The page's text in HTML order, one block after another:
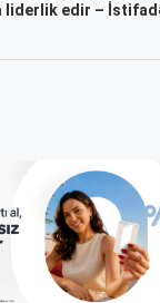
liderlik edir –